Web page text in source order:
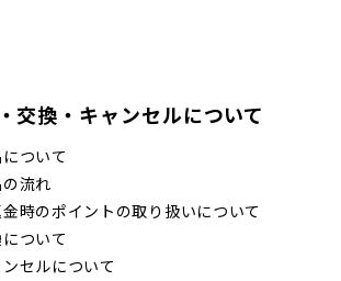
交換・キャンセルについて
ついて
流れ
金時のポイントの取り扱いについて
ついて
セルについて